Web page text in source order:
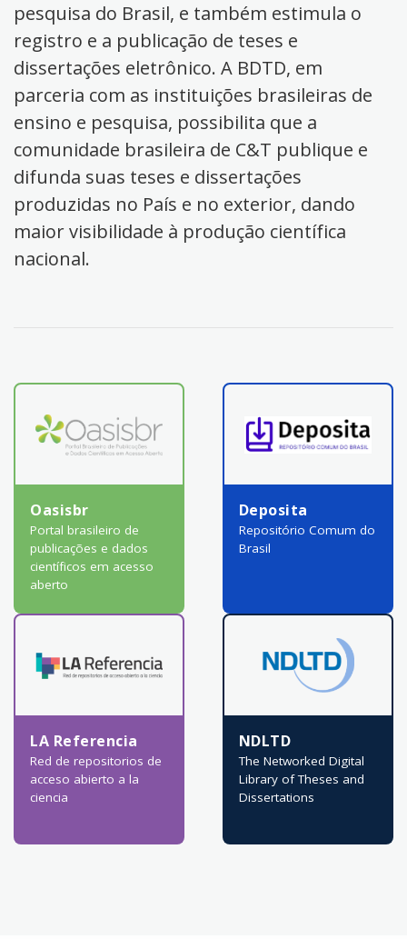
pesquisa do Brasil, e também estimula o
registro e a publicação de teses e
dissertações eletrônico. A BDTD, em
parceria com as instituições brasileiras de
ensino e pesquisa, possibilita que a
comunidade brasileira de C&T publique e
difunda suas teses e dissertações
produzidas no País e no exterior, dando
maior visibilidade à produção científica
nacional.
Oasisbr
Portal brasileiro de
publicações e dados
científicos em acesso
aberto
Deposita
Repositório Comum do
Brasil
LA Referencia
Red de repositorios de
acceso abierto a la
ciencia
NDLTD
The Networked Digital
Library of Theses and
Dissertations